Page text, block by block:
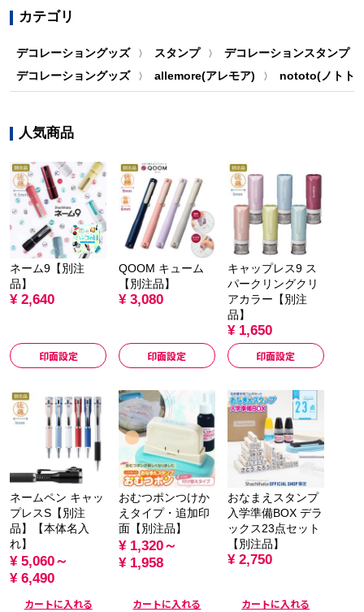
カテゴリ
デコレーショングッズ 〉 スタンプ 〉
デコレーションスタンプ・
デコレーショングッズ
〉 allemore(アレモア) 〉 nototo(ノトト)
人気商品
ネーム9【別注
品】
¥ 2,640
印面設定
QOOM キューム
【別注品】
¥ 3,080
印面設定
キャップレス9 ス
パークリングクリ
アカラー【別注
品】
¥ 1,650
印面設定
ネームペン キャッ
プレスS【別注
品】【本体名入
れ】
¥ 5,060～
¥ 6,490
カートに入れる
おむつポンつけか
えタイプ・追加印
面【別注品】
¥ 1,320～
¥ 1,958
カートに入れる
おなまえスタンプ
入学準備BOX デラ
ックス23点セット
【別注品】
¥ 2,750
カートに入れる